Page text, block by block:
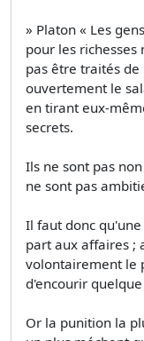
» Platon « Les
pour les
pas être traités
ouvertement le
en tirant eux-
secrets.
Ils ne sont pas
ne sont pas
Il faut donc
part aux affaires ;
volontairement le
d'encourir
Or la punition la